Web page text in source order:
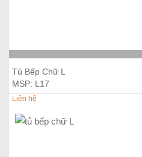
Tủ Bếp Chữ L
MSP: L17
Liên hệ